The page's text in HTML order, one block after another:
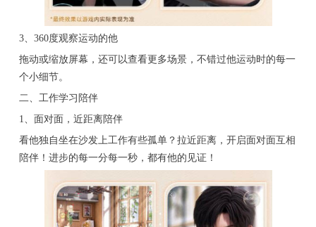
3、360度观察运动的他
拖动或缩放屏幕，还可以查看更多场景，不错过他运动时的每一
个小细节。
二、工作学习陪伴
1、面对面，近距离陪伴
看他独自坐在沙发上工作有些孤单？拉近距离，开启面对面互相
陪伴！进步的每一分每一秒，都有他的见证！